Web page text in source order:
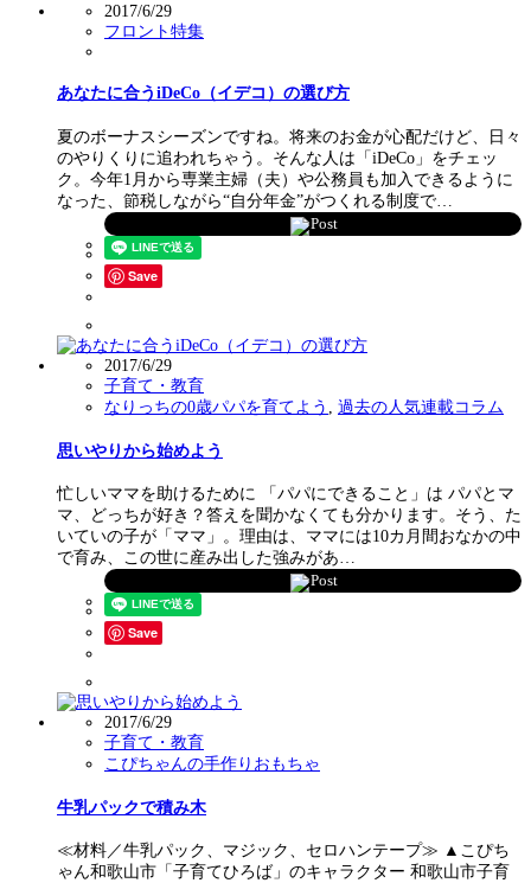
2017/6/29
フロント特集
あなたに合うiDeCo（イデコ）の選び方
夏のボーナスシーズンですね。将来のお金が心配だけど、日々
のやりくりに追われちゃう。そんな人は「iDeCo」をチェッ
ク。今年1月から専業主婦（夫）や公務員も加入できるように
なった、節税しながら“自分年金”がつくれる制度で…
Post
Save
2017/6/29
子育て・教育
なりっちの0歳パパを育てよう
過去の人気連載コラム
思いやりから始めよう
忙しいママを助けるために 「パパにできること」は パパとマ
マ、どっちが好き？答えを聞かなくても分かります。そう、た
いていの子が「ママ」。理由は、ママには10カ月間おなかの中
で育み、この世に産み出した強みがあ…
Post
Save
2017/6/29
子育て・教育
こぴちゃんの手作りおもちゃ
牛乳パックで積み木
≪材料／牛乳パック、マジック、セロハンテープ≫ ▲こぴち
ゃん和歌山市「子育てひろば」のキャラクター 和歌山市子育